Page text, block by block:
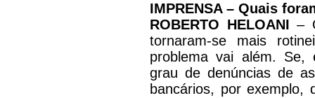
IMPRENSA – Quais
ROBERTO HELOANI –
tornaram-se mais
problema vai além. Se,
grau de denúncias de
bancários, por exemplo,